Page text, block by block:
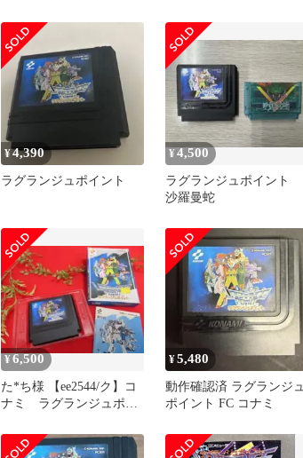
メントください】【ファ
ミコン】【箱説なし】
¥4,390
ラグランジュポイント
¥4,500
ラグランジュポイント
沙羅曼蛇
¥6,500
た*ち様 【ee2544/ク】コ
ナミ ラグランジュポイ
¥5,480
動作確認済 ラグランジュ
ポイント FC コナミ